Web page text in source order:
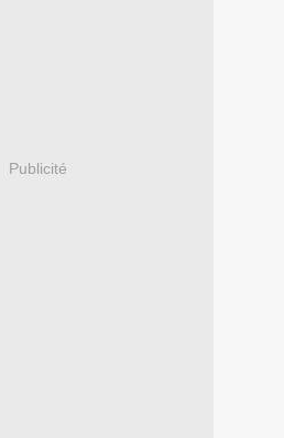
Publicité